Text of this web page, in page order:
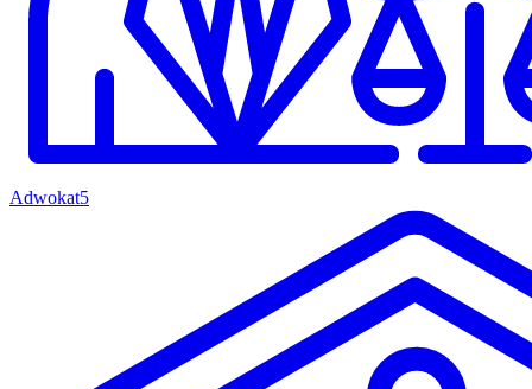
Adwokat5